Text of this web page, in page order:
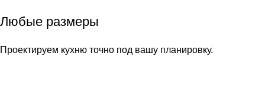
Любые размеры
Проектируем кухню точно под вашу планировку.